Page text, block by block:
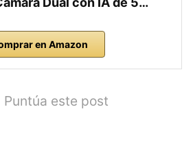
en Amazon
Puntúa este post